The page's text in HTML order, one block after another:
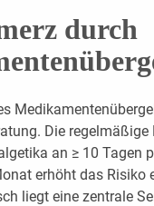
durch
Die
an ≥ 10 Tagen
erhöht das Risiko
liegt eine zentrale